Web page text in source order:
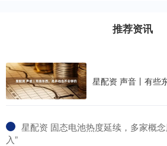
推荐资讯
星配资 声音丨有些
星配资 固态电池热度延续，多家概
入”